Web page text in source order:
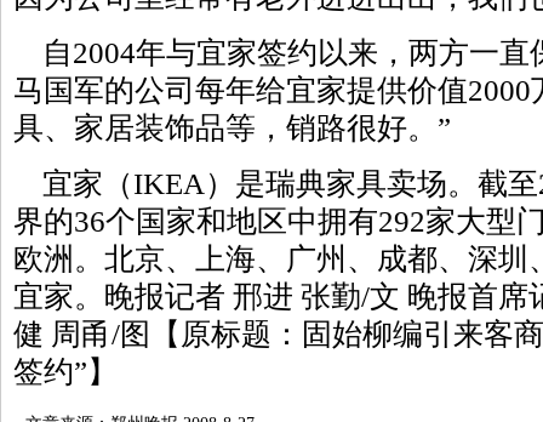
自2004年与宜家签约以来，两方一直
马国军的公司每年给宜家提供价值
具、家居装饰品等，销路很好。”
宜家（IKEA）是瑞典家具卖场。截至
界的36个国家和地区中拥有292家大型
欧洲。北京、上海、广州、成都、深
宜家。晚报记者 邢进 张勤/文 晚报首席
健 周甬/图【原标题：固始柳编引来客
签约”】